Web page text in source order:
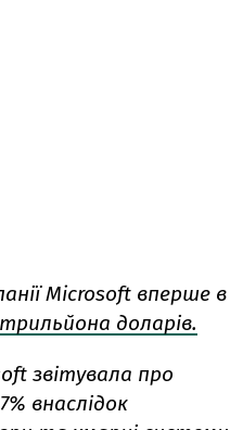
Microsoft вперше в
доларів.
звітувала про
внаслідок